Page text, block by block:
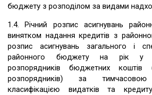
бюджету з розподілом за видами
1.4. Річний розпис асигнувань
винятком надання кредитів з
розпис асигнувань загального і
районного бюджету на рік у
розпорядників бюджетних
розпорядників) за тимчасовою
класифікацією видатків та